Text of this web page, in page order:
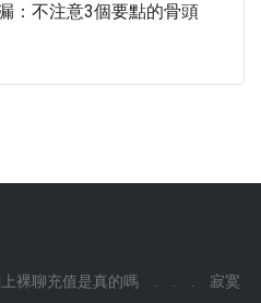
：不注意3個要點的骨頭
裸聊充值是真的嗎
寂寞